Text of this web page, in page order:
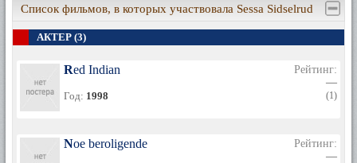
Список фильмов, в которых участвовала Sessa Sidselrud
АКТЕР (3)
Red Indian
Год: 1998
Рейтинг:
—
(1)
Noe beroligende
Рейтинг:
—